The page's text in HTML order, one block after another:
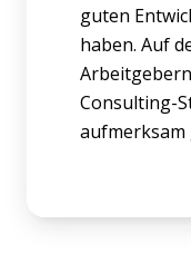
guten
haben. Auf
Consulting-
aufmerksam